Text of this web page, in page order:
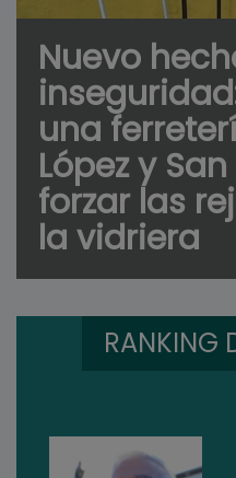
Nuevo
una
López y
forzar las
la vidriera
RANKING